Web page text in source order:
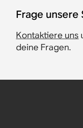
​Frage unsere
Kontaktiere uns
deine Fragen.